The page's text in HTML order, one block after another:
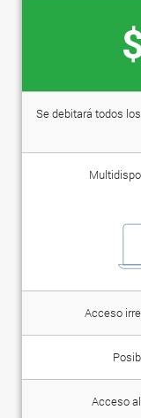
Se debitará todos
Acceso
Acceso